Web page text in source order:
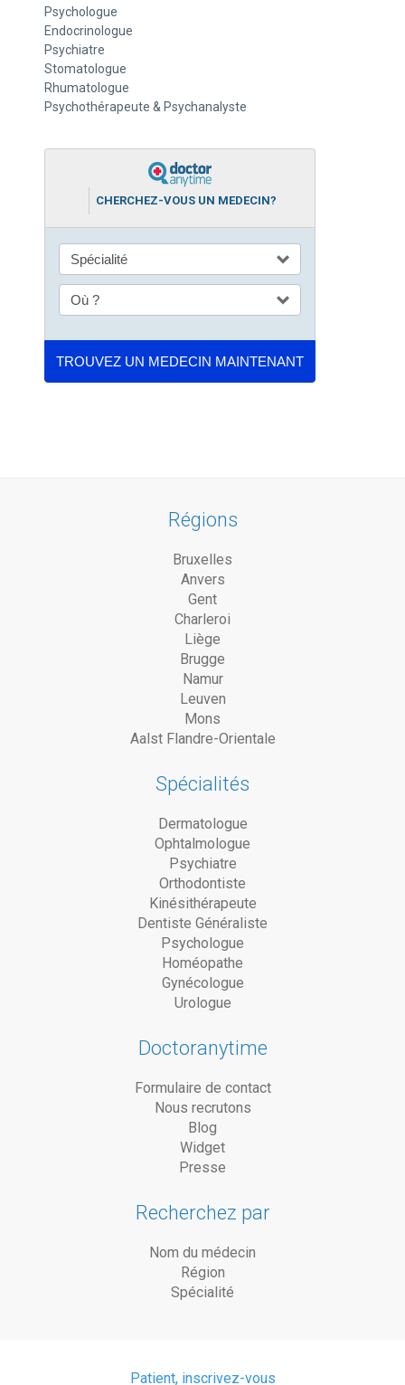
Psychologue
Endocrinologue
Psychiatre
Stomatologue
Rhumatologue
Psychothérapeute & Psychanalyste
CHERCHEZ-VOUS UN MEDECIN?
Régions
Bruxelles
Anvers
Gent
Charleroi
Liège
Brugge
Namur
Leuven
Mons
Aalst Flandre-Orientale
Spécialités
Dermatologue
Ophtalmologue
Psychiatre
Orthodontiste
Kinésithérapeute
Dentiste Généraliste
Psychologue
Homéopathe
Gynécologue
Urologue
Doctoranytime
Formulaire de contact
Nous recrutons
Blog
Widget
Presse
Recherchez par
Nom du médecin
Région
Spécialité
Patient, inscrivez-vous